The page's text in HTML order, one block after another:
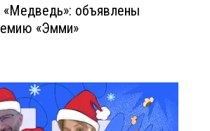
«Медведь»: объявлены
«Эмми»